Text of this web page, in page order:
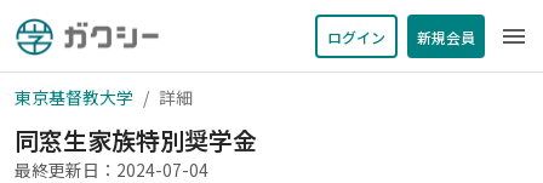
ログイン 新規会員 menu
東京基督教大学 詳細
同窓生家族特別奨学金
最終更新日：2024-07-04